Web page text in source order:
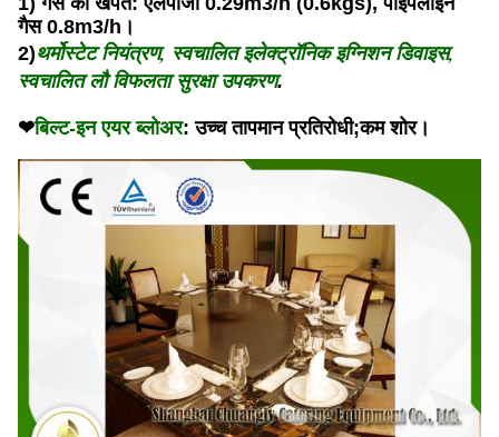
गैस 0.8m3/h।
2)थर्मोस्टेट नियंत्रण, स्वचालित इलेक्ट्रॉनिक इग्निशन डिवाइस,
स्वचालित लौ विफलता सुरक्षा उपकरण.
❤बिल्ट-इन एयर ब्लोअर: उच्च तापमान प्रतिरोधी;कम शोर।